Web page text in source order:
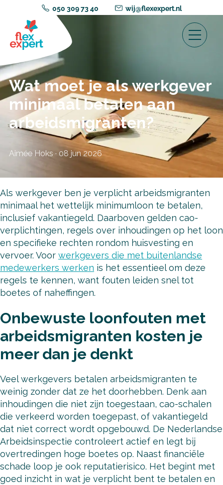
050 309 73 40 wij@flexexpert.nl
Wat moet je als werkgever
minimaal betalen aan
arbeidsmigranten?
Aimée Hoks · 08 jun 2026
Als werkgever ben je verplicht arbeidsmigranten
minimaal het wettelijk minimumloon te betalen,
inclusief vakantiegeld. Daarboven gelden cao-
verplichtingen, regels over inhoudingen op het loon
en specifieke rechten rondom huisvesting en
vervoer. Voor werkgevers die met buitenlandse
medewerkers werken is het essentieel om deze
regels te kennen, want fouten leiden snel tot
boetes of naheffingen.
Onbewuste loonfouten met
arbeidsmigranten kosten je
meer dan je denkt
Veel werkgevers betalen arbeidsmigranten te
weinig zonder dat ze het doorhebben. Denk aan
inhoudingen die niet zijn toegestaan, cao-schalen
die verkeerd worden toegepast, of vakantiegeld
dat niet correct wordt opgebouwd. De Nederlandse
Arbeidsinspectie controleert actief en legt bij
overtredingen hoge boetes op. Naast financiële
schade loop je ook reputatierisico. Het begint met
goed inzicht in wat je verplicht bent te betalen en